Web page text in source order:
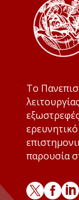
Το
παρουσία
